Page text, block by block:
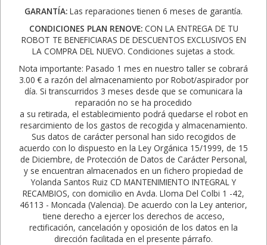
GARANTÍA: Las reparaciones tienen 6 meses de garantía.
CONDICIONES PLAN RENOVE:CON LA ENTREGA DE TU
ROBOT TE BENEFICIARAS DE DESCUENTOS EXCLUSIVOS EN
LA COMPRA DEL NUEVO. Condiciones sujetas a stock.
Nota importante: Pasado 1 mes en nuestro taller se cobrará
3.00 € a razón del almacenamiento por Robot/aspirador por
día. Si transcurridos 3 meses desde que se comunicara la
reparación no se ha procedido
a su retirada, el establecimiento podrá quedarse el robot en
resarcimiento de los gastos de recogida y almacenamiento.
Sus datos de carácter personal han sido recogidos de
acuerdo con lo dispuesto en la Ley Orgánica 15/1999, de 15
de Diciembre, de Protección de Datos de Carácter Personal,
y se encuentran almacenados en un fichero propiedad de
Yolanda Santos Ruiz CD MANTENIMIENTO INTEGRAL Y
RECAMBIOS, con domicilio en Avda. Lloma Del Colbi 1 -42,
46113 - Moncada (Valencia). De acuerdo con la Ley anterior,
tiene derecho a ejercer los derechos de acceso,
rectificación, cancelación y oposición de los datos en la
dirección facilitada en el presente párrafo.